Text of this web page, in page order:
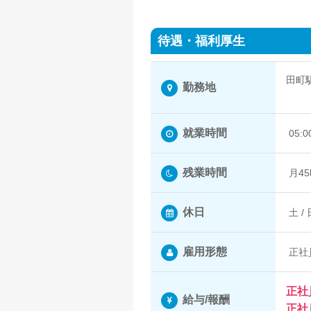
待遇・福利厚生
勤務地
田町
就業時間
残業時間 月
休日 土 /
雇用形態 正社
給与/報酬
正社
正社